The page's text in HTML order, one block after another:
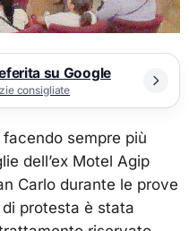
su Google
consigliate
sempre più
dell’ex Motel Agip
Carlo durante le prove
protesta è stata